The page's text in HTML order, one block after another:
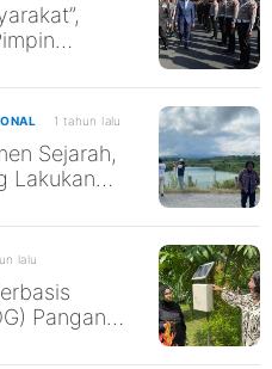
1 tahun lalu
Sejarah,
Lakukan
lalu
Pangan